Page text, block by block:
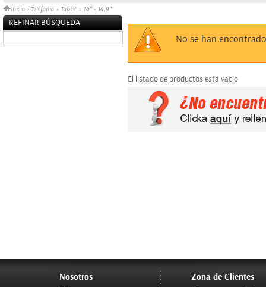
Inicio > Telefonia » Tablet » 14" - 14.9"
REFINAR BÚSQUEDA
No se han
El listado de productos está vacío
Nosotros Zona de Clientes